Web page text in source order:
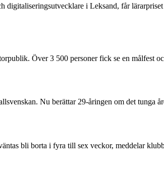
i Leksand, får
Över 3 500 personer fick se en målfest
Nu berättar 29-åringen om det tunga
bli borta i fyra till sex veckor, meddelar